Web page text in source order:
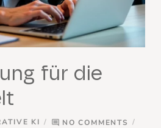
für die
KI comment NO COMMENTS